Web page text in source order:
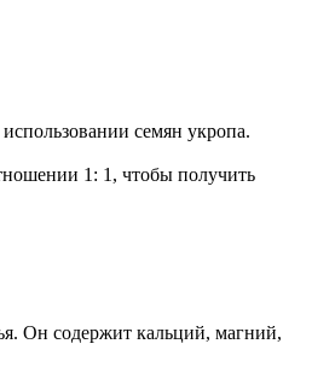
семян укропа.
1: 1, чтобы получить
Он содержит кальций, магний,